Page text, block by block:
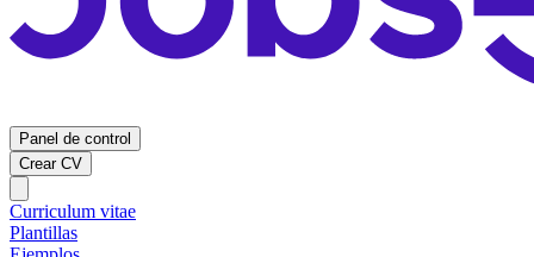
Panel de control
Crear CV
Curriculum vitae
Plantillas